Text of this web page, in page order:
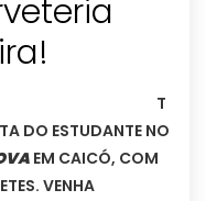
T
DO ESTUDANTE NO
EM CAICÓ, COM
VENHA